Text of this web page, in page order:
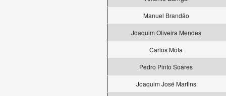
Manuel Brandão
Joaquim Oliveira Mendes
Carlos Mota
Pedro Pinto Soares
Joaquim José Martins